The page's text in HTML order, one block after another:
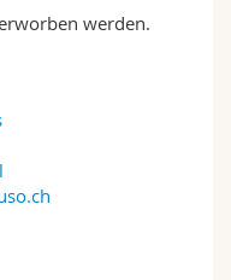
werden.